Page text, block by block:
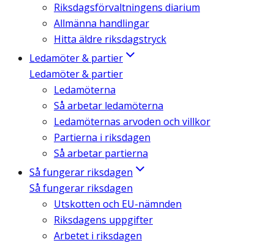
Riksdagsförvaltningens diarium
Allmänna handlingar
Hitta äldre riksdagstryck
Ledamöter & partier
Ledamöter & partier
Ledamöterna
Så arbetar ledamöterna
Ledamöternas arvoden och villkor
Partierna i riksdagen
Så arbetar partierna
Så fungerar riksdagen
Så fungerar riksdagen
Utskotten och EU-nämnden
Riksdagens uppgifter
Arbetet i riksdagen